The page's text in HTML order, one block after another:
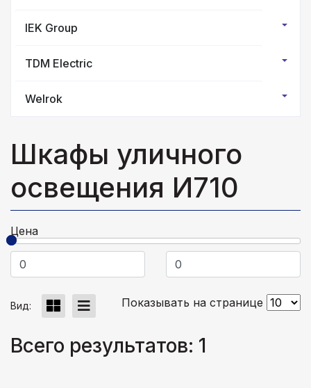
IEK Group
TDM Electric
Welrok
Шкафы уличного
освещения И710
Цена
Вид: Показывать на странице
Всего результатов: 1